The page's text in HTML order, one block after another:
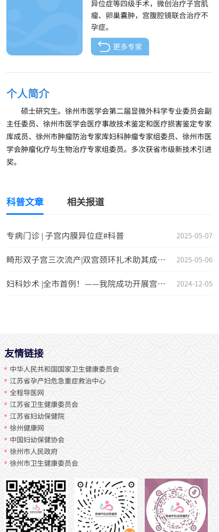
异位症等四级手术，微创治疗子宫肌
瘤、卵巢囊肿，宫腹腔镜联合治疗不
孕症。
更多专家
个人简介
硕士研究生。徐州市医学会第二届显微外科学专业委员会副
主任委员、徐州市医学会医疗事故技术鉴定和医疗损害鉴定专家
库成员、徐州市肿瘤防治专家库妇科肿瘤专家组委员、徐州市医
学会肿瘤化疗与生物治疗专家组委员。多次获省市级新技术引进
奖。
科普文章 相关报道
专病门诊 | 子宫内膜异位症#科普 2025-05-07
畸形双子宫三次流产|双宫颈环扎术助其成功得子#科普 2025-05-06
妇科妙术 |全市首例！——我院成功开展宫腔镜下曼月乐缝合固定术#科普 2024-12-05
友情链接
中华人民共和国国家卫生健康委员会
江苏省孕产妇危急重症救治中心
全程导医网
江苏省卫生健康委员会
江苏省妇幼保健院
徐州健康网
中国妇幼保健协会
徐州市人民政府
徐州市卫生健康委员会